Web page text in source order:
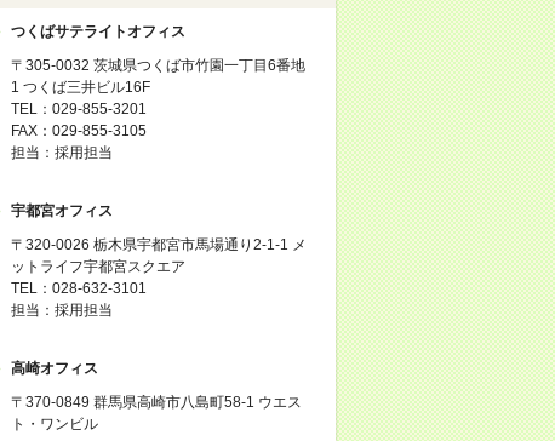
つくばサテライトオフィス
〒305-0032 茨城県つくば市竹園一丁目6番地
1 つくば三井ビル16F
TEL：029-855-3201
FAX：029-855-3105
担当：採用担当
宇都宮オフィス
〒320-0026 栃木県宇都宮市馬場通り2-1-1 メ
ットライフ宇都宮スクエア
TEL：028-632-3101
担当：採用担当
高崎オフィス
〒370-0849 群馬県高崎市八島町58-1 ウエス
ト・ワンビル